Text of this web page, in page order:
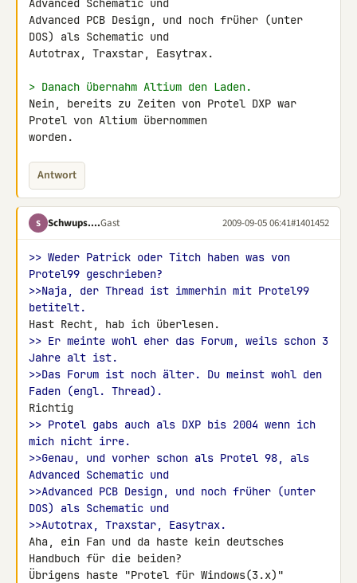
Advanced Schematic und
Advanced PCB Design, und noch früher (unter
DOS) als Schematic und
Autotrax, Traxstar, Easytrax.
> Danach übernahm Altium den Laden.
Nein, bereits zu Zeiten von Protel DXP war
Protel von Altium übernommen
worden.
Antwort
S Schwups....Gast 2009-09-05 06:41#1401452
>> Weder Patrick oder Titch haben was von
Protel99 geschrieben?
>>Naja, der Thread ist immerhin mit Protel99
betitelt.
>> Er meinte wohl eher das Forum, weils schon 3
Jahre alt ist.
>>Das Forum ist noch älter. Du meinst wohl den
Faden (engl. Thread).
>> Protel gabs auch als DXP bis 2004 wenn ich
mich nicht irre.
>>Genau, und vorher schon als Protel 98, als
Advanced Schematic und
>>Advanced PCB Design, und noch früher (unter
DOS) als Schematic und
>>Autotrax, Traxstar, Easytrax.
Aha, ein Fan und da haste kein deutsches
Handbuch für die beiden?
Übrigens haste "Protel für Windows(3.x)"